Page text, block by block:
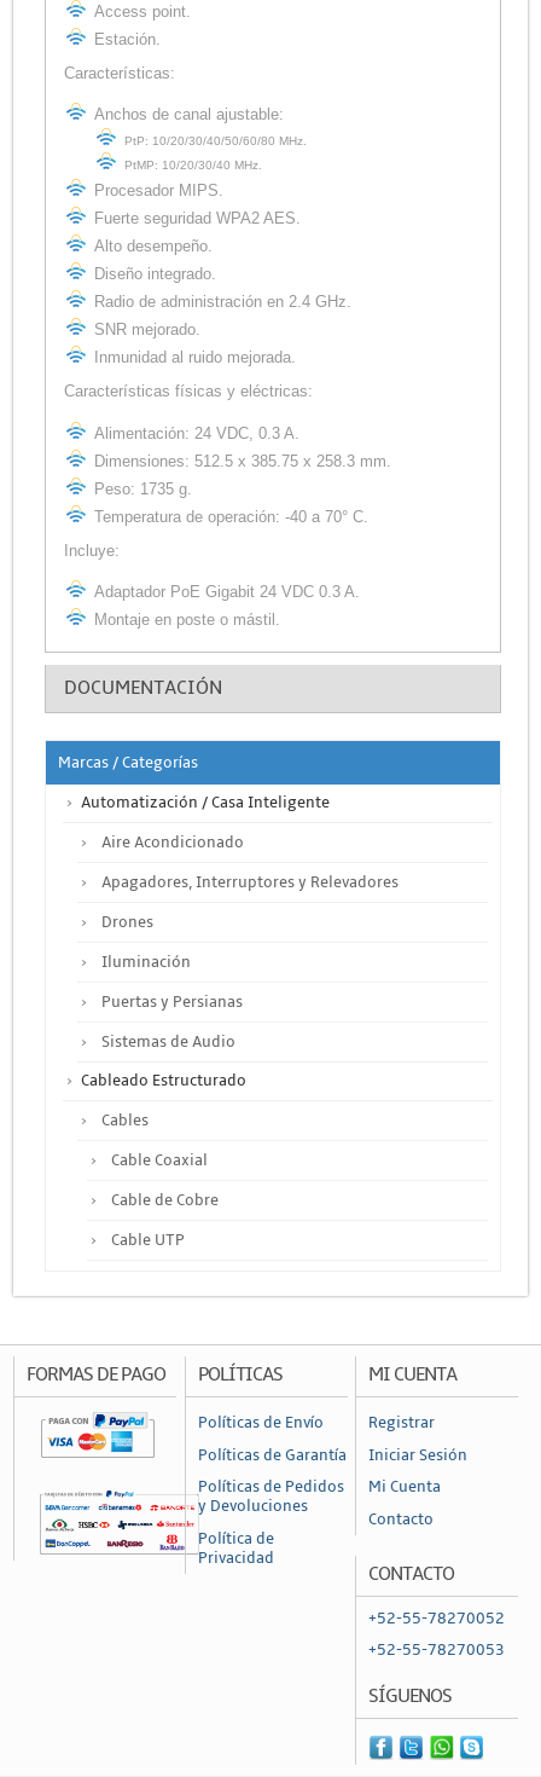
Access point.
Estación.
Características:
Anchos de canal ajustable:
PtP: 10/20/30/40/50/60/80 MHz.
PtMP: 10/20/30/40 MHz.
Procesador MIPS.
Fuerte seguridad WPA2 AES.
Alto desempeño.
Diseño integrado.
Radio de administración en 2.4 GHz.
SNR mejorado.
Inmunidad al ruido mejorada.
Características físicas y eléctricas:
Alimentación: 24 VDC, 0.3 A.
Dimensiones: 512.5 x 385.75 x 258.3 mm.
Peso: 1735 g.
Temperatura de operación: -40 a 70° C.
Incluye:
Adaptador PoE Gigabit 24 VDC 0.3 A.
Montaje en poste o mástil.
DOCUMENTACIÓN
Marcas / Categorías
Automatización / Casa Inteligente
Aire Acondicionado
Apagadores, Interruptores y Relevadores
Drones
Iluminación
Puertas y Persianas
Sistemas de Audio
Cableado Estructurado
Cables
Cable Coaxial
Cable de Cobre
Cable UTP
Accesorios
Cajas de Distribución
Canaleta
Conduit
Ducto de PVC
FORMAS DE PAGO POLÍTICAS
Políticas de Envío
Políticas de Garantía
Políticas de Pedidos
y Devoluciones
Política de
Privacidad
MI CUENTA
Registrar
Iniciar Sesión
Mi Cuenta
Contacto
CONTACTO
+52-55-78270052
+52-55-78270053
SÍGUENOS